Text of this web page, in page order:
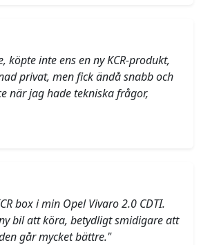
köpte inte ens en ny KCR-produkt,
privat, men fick ändå snabb och
när jag hade tekniska frågor,
box i min Opel Vivaro 2.0 CDTI.
bil att köra, betydligt smidigare att
går mycket bättre."